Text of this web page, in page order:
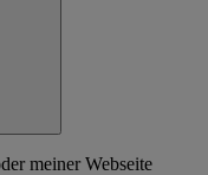
meiner Webseite